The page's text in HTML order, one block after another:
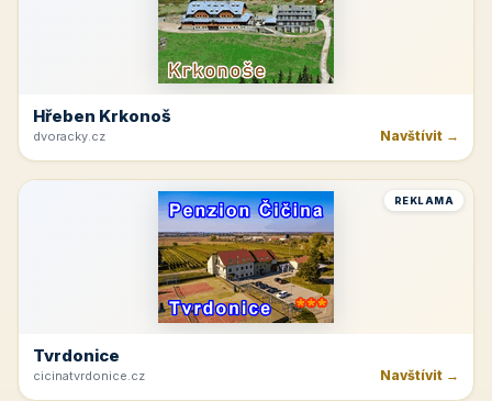
Hřeben Krkonoš
dvoracky.cz Navštívit →
REKLAMA
Tvrdonice
cicinatvrdonice.cz Navštívit →